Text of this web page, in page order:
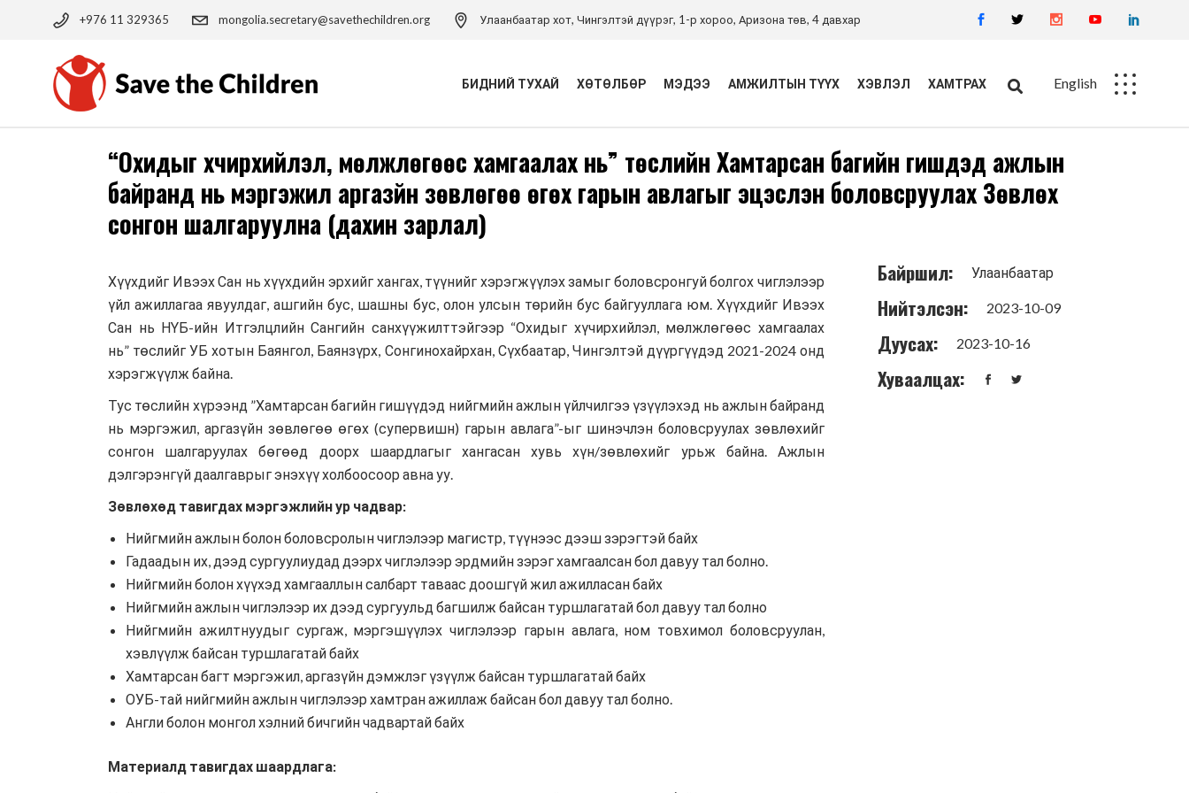
+976 11 329365 mongolia.secretary@savethechildren.org Улаанбаатар хот, Чингэлтэй дүүрэг, 1-р хороо, Аризона төв, 4 давхар
БИДНИЙ ТУХАЙ
Үйл ажиллагаа
Удирдлагын баг
Хүүхэд хамгааллын бодлого
Холбоо барих
ХӨТӨЛБӨР
Хүүхэд хамгааллын
хөтөлбөр
хөтөлбөр
Боловсролын хөтөлбөр
Хүүхдийн ядуурлыг
бууруулах хөтөлбөр
Хүмүүнлэгийн тусламж/Уур
амьсгалын өөрчлөлтийн
хөтөлбөр
МЭДЭЭ АМЖИЛТЫН ТҮҮХ ХЭВЛЭЛ ХАМТРАХ
Ажлын байр
Худалдан авалт
English
“Охидыг хүчирхийлэл, мөлжлөгөөс хамгаалах нь” төслийн Хамтарсан багийн гишүүдэд ажлын
байранд нь мэргэжил аргазүйн зөвлөгөө өгөх гарын авлагыг эцэслэн боловсруулах Зөвлөх
сонгон шалгаруулна (дахин зарлал)
Хүүхдийг Ивээх Сан нь хүүхдийн эрхийг хангах, түүнийг хэрэгжүүлэх замыг боловсронгуй болгох чиглэлээр
үйл ажиллагаа явуулдаг, ашгийн бус, шашны бус, олон улсын төрийн бус байгууллага юм. Хүүхдийг Ивээх
Сан нь НҮБ-ийн Итгэлцлийн Сангийн санхүүжилттэйгээр “Охидыг хүчирхийлэл, мөлжлөгөөс хамгаалах
нь” төслийг УБ хотын Баянгол, Баянзүрх, Сонгинохайрхан, Сүхбаатар, Чингэлтэй дүүргүүдэд 2021-2024 онд
хэрэгжүүлж байна.
Тус төслийн хүрээнд ”Хамтарсан багийн гишүүдэд нийгмийн ажлын үйлчилгээ үзүүлэхэд нь ажлын байранд
нь мэргэжил, аргазүйн зөвлөгөө өгөх (супервишн) гарын авлага”-ыг шинэчлэн боловсруулах зөвлөхийг
сонгон шалгаруулах бөгөөд доорх шаардлагыг хангасан хувь хүн/зөвлөхийг урьж байна. Ажлын
дэлгэрэнгүй даалгаврыгэнэхүү холбоосоор авна уу.
Зөвлөхөд тавигдах мэргэжлийн ур чадвар:
Нийгмийн ажлын болон боловсролын чиглэлээр магистр, түүнээс дээш зэрэгтэй байх
Гадаадын их, дээд сургуулиудад дээрх чиглэлээр эрдмийн зэрэг хамгаалсан бол давуу тал болно.
Нийгмийн болон хүүхэд хамгааллын салбарт таваас доошгүй жил ажилласан байх
Нийгмийн ажлын чиглэлээр их дээд сургуульд багшилж байсан туршлагатай бол давуу тал болно
Нийгмийн ажилтнуудыг сургаж, мэргэшүүлэх чиглэлээр гарын авлага, ном товхимол боловсруулан,
хэвлүүлж байсан туршлагатай байх
Хамтарсан багт мэргэжил, аргазүйн дэмжлэг үзүүлж байсан туршлагатай байх
ОУБ-тай нийгмийн ажлын чиглэлээр хамтран ажиллаж байсан бол давуу тал болно.
Англи болон монгол хэлний бичгийн чадвартай байх
Материалд тавигдах шаардлага:
Байршил: Улаанбаатар
Нийтэлсэн: 2023-10-09
Дуусах: 2023-10-16
Хуваалцах: